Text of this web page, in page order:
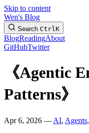
Skip to content
Wen's Blog
Search CtrlK
BlogReadingAbout
GitHubTwitter
《Agentic
Patterns》
Apr 6, 2026 — AI, Agents,